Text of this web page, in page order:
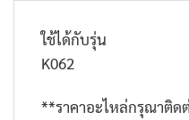
ใช้ได้กับรุ่น
K062
**ราคาอะไหล่กรุณาติ